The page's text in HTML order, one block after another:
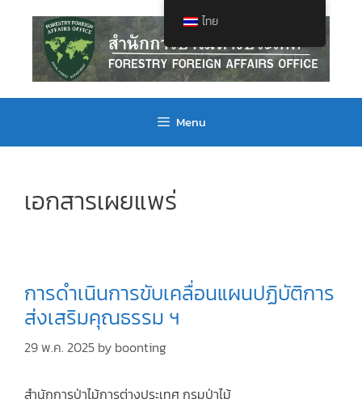
Menu
เอกสารเผยแพร่
การดำเนินการขับเคลื่อนแผนปฏิบัติการ
ส่งเสริมคุณธรรม ฯ
29 พ.ค. 2025 by boonting
สำนักการป่าไม้การต่างประเทศ กรมป่าไม้
ไทย